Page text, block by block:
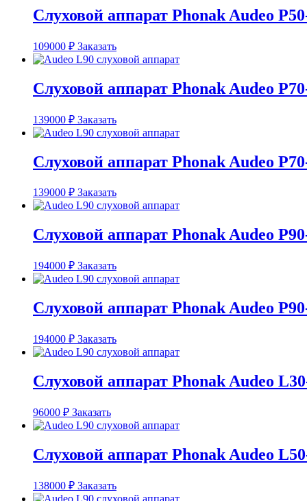
Слуховой аппарат Phonak Audeo
109000 ₽ Заказать
Слуховой аппарат Phonak Audeo
139000 ₽ Заказать
Слуховой аппарат Phonak Audeo
139000 ₽ Заказать
Слуховой аппарат Phonak Audeo
194000 ₽ Заказать
Слуховой аппарат Phonak Audeo
194000 ₽ Заказать
Слуховой аппарат Phonak Audeo
96000 ₽ Заказать
Слуховой аппарат Phonak Audeo
138000 ₽ Заказать